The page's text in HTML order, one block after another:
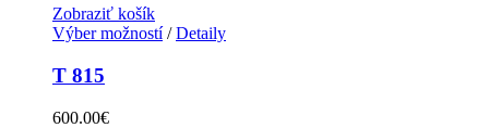
Zobraziť košík
Výber možností/ Detaily
T 815
600.00€